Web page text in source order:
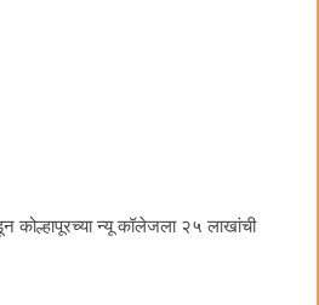
कोल्हापूरच्या न्यू कॉलेजला २५ लाखांची